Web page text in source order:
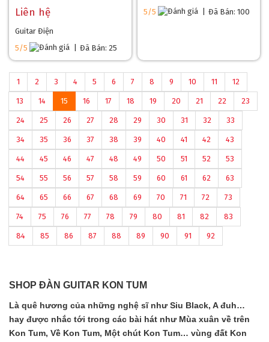
Liên hệ
Guitar Điện
5/5
Đã Bán: 25
5/5
Đã Bán: 100
1 2 3 4 5 6 7 8 9 10 11 12
13 14 15 16 17 18 19 20 21 22 23
24 25 26 27 28 29 30 31 32 33
34 35 36 37 38 39 40 41 42 43
44 45 46 47 48 49 50 51 52 53
54 55 56 57 58 59 60 61 62 63
64 65 66 67 68 69 70 71 72 73
74 75 76 77 78 79 80 81 82 83
84 85 86 87 88 89 90 91 92
SHOP ĐÀN GUITAR KON TUM
Là quê hương của những nghệ sĩ như Siu Black, A đuh…
hay được nhắc tới trong các bài hát như Mùa xuân về trên
Kon Tum, Về Kon Tum, Một chút Kon Tum… vùng đất Kon